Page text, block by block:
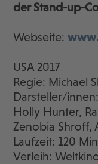
der Stand-up-
Webseite:
USA 2017
Regie: Michael
Darsteller/
Holly Hunter,
Zenobia Shroff,
Laufzeit: 120
Verleih: